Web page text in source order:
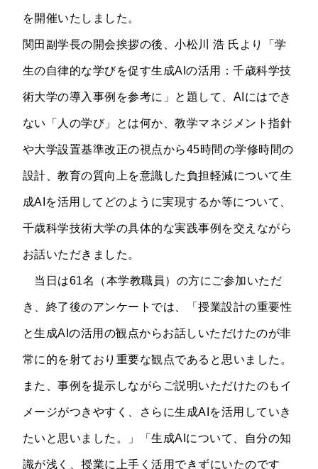
を開催いたしました。
関田副学長の開会挨拶の後、小松川 浩 氏より「学
生の自律的な学びを促す生成AIの活用：千歳科学技
術大学の導入事例を参考に」と題して、AIにはでき
ない「人の学び」とは何か、教学マネジメント指針
や大学設置基準改正の視点から45時間の学修時間の
設計、教育の質向上を意識した負担軽減について生
成AIを活用してどのように実現するか等について、
千歳科学技術大学の具体的な実践事例を交えながら
お話いただきました。
当日は61名（本学教職員）の方にご参加いただ
き、終了後のアンケートでは、「授業設計の重要性
と生成AIの活用の観点からお話しいただけたのが非
常に的を射ており重要な観点であると思いました。
また、事例を提示しながらご説明いただけたのもイ
メージがつきやすく、さらに生成AIを活用していき
たいと思いました。」「生成AIについて、自分の知
識が浅く、授業に上手く活用できずにいたのです